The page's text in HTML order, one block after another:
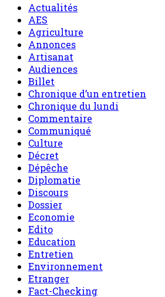
Actualités
AES
Agriculture
Annonces
Artisanat
Audiences
Billet
Chronique d’un entretien
Chronique du lundi
Commentaire
Communiqué
Culture
Décret
Dépêche
Diplomatie
Discours
Dossier
Economie
Edito
Education
Entretien
Environnement
Etranger
Fact-Checking